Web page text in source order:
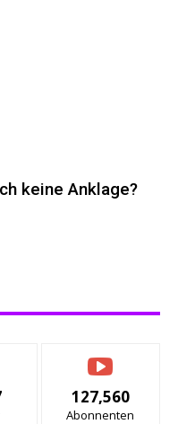
keine Anklage?
127,560
Abonnenten